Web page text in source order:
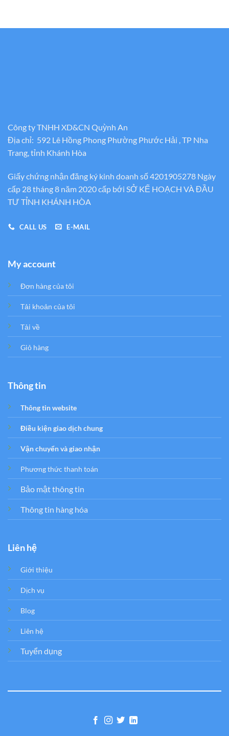
Công ty TNHH XD&CN Quỳnh An
Địa chỉ: 592 Lê Hồng Phong Phường Phước Hải , TP Nha
Trang, tỉnh Khánh Hòa
Giấy chứng nhận đăng ký kinh doanh số 4201905278 Ngày
cấp 28 tháng 8 năm 2020 cấp bới SỞ KẾ HOẠCH VÀ ĐẦU
TƯ TỈNH KHÁNH HÒA
CALL US E-MAIL
My account
Đơn hàng của tôi
Tải khoản của tôi
Tải về
Giỏ hàng
Thông tin
Thông tin website
Điều kiện giao dịch chung
Vận chuyển và giao nhận
Phương thức thanh toán
Bảo mật thông tin
Thông tin hàng hóa
Liên hệ
Giới thiệu
Dịch vụ
Blog
Liên hệ
Tuyển dụng